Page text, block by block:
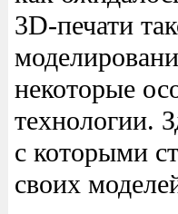
3D-печати
некоторые
технологии.
с которыми
своих